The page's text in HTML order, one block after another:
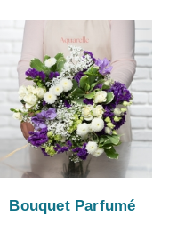
sa création. Notre objectif
e-mail afin de vous
florale.
à Sathonay-Camp.
message ou une photo
Bouquet Parfumé